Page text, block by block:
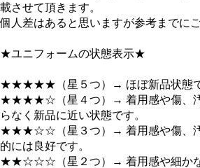
載させて頂きます。
個人差はあると思いますが参考までに
★ユニフォームの状態表示★
★★★★★（星５つ）→ ほぼ新品状態で
★★★★☆（星４つ）→ 着用感や傷、汚
らなく新品に近い状態です。
★★★☆☆（星３つ）→ 着用感や傷、汚
的には良好です。
★★☆☆☆（星２つ）→ 着用感や細かな